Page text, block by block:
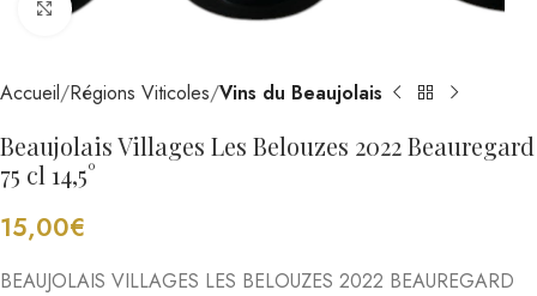
Cliquez pour agrandir
Accueil Régions Viticoles Vins du Beaujolais
Beaujolais Villages Les Belouzes 2022 Beauregard
75 cl 14,5°
15,00€
BEAUJOLAIS VILLAGES LES BELOUZES 2022 BEAUREGARD